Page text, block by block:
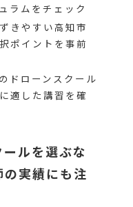
ラムをチェック
きやすい高知市
ポイントを事前
ドローンスクール
適した講習を確
ルを選ぶな
実績にも注